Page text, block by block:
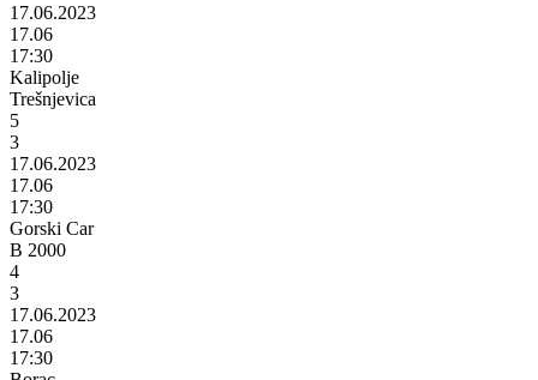
17.06.2023
17.06
17:30
Kalipolje
Trešnjevica
5
3
17.06.2023
17.06
17:30
Gorski Car
B 2000
4
3
17.06.2023
17.06
17:30